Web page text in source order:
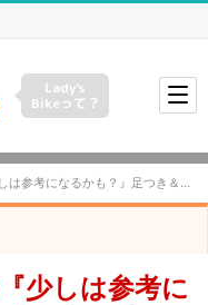
Lady's
Bikeって？
』足つき＆プチインプレ“KYMCO X-Town CT125”
少しは参考に